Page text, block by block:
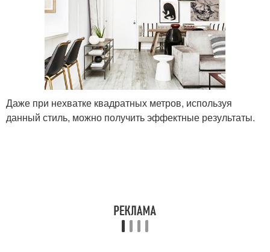
Даже при нехватке квадратных метров, используя
данный стиль, можно получить эффектные результаты.